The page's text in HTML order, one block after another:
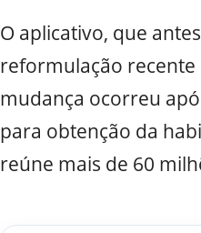
O aplicativo, que
reformulação recente
mudança ocorreu
para obtenção da
reúne mais de 60